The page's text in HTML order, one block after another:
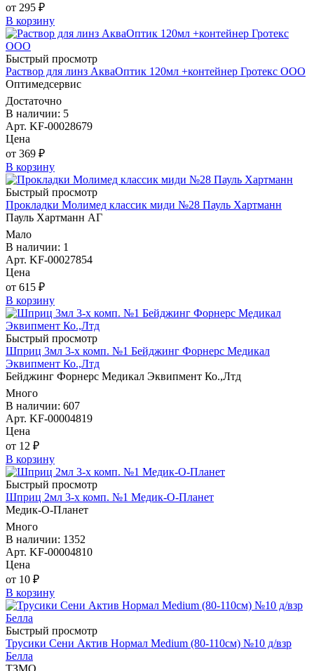
от 295 ₽
В корзину
Быстрый просмотр
Раствор для линз АкваОптик 120мл +контейнер Гротекс ООО
Оптимедсервис
Достаточно
В наличии: 5
Арт. KF-00028679
Цена
от 369 ₽
В корзину
Быстрый просмотр
Прокладки Молимед классик миди №28 Пауль Хартманн
Пауль Хартманн AГ
Мало
В наличии: 1
Арт. KF-00027854
Цена
от 615 ₽
В корзину
Быстрый просмотр
Шприц 3мл 3-х комп. №1 Бейджинг Форнерс Медикал
Эквипмент Ко.,Лтд
Бейджинг Форнерс Медикал Эквипмент Ко.,Лтд
Много
В наличии: 607
Арт. KF-00004819
Цена
от 12 ₽
В корзину
Быстрый просмотр
Шприц 2мл 3-х комп. №1 Медик-О-Планет
Медик-О-Планет
Много
В наличии: 1352
Арт. KF-00004810
Цена
от 10 ₽
В корзину
Быстрый просмотр
Трусики Сени Актив Нормал Medium (80-110см) №10 д/взр
Белла